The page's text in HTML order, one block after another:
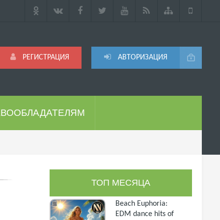
АВТОРИЗАЦИЯ
РЕГИСТРАЦИЯ
ТОП МЕСЯЦА
Beach Euphoria:
EDM dance hits of